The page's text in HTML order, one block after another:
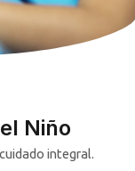
Niño
integral.